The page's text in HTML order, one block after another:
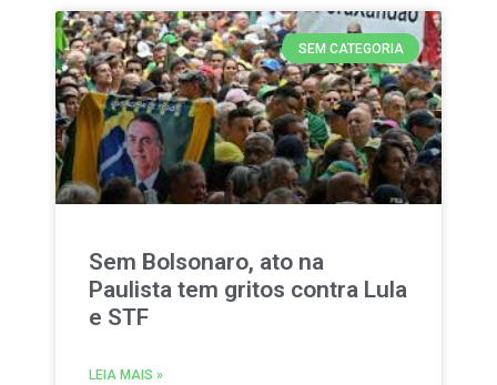
SEM CATEGORIA
Sem Bolsonaro, ato na
Paulista tem gritos contra Lula
e STF
LEIA MAIS »